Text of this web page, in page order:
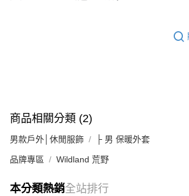
商品相關分類 (2)
男款戶外│休閒服飾 ├ 男 保暖外套
品牌專區 Wildland 荒野
本分類熱銷全站排行